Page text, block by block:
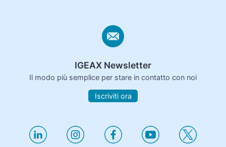
IGEAX Newsletter
Il modo più semplice per stare in contatto con noi
Iscriviti ora